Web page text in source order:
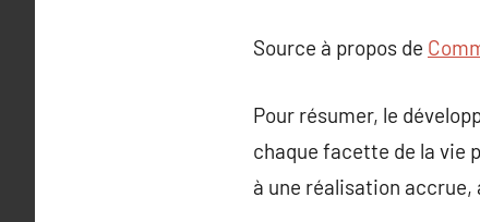
Source à propos de
Pour résumer, le
chaque facette de la vie
à une réalisation